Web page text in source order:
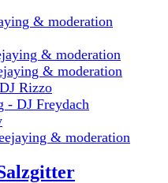
& moderation
& moderation
& moderation
Rizzo
- DJ Freydach
& moderation